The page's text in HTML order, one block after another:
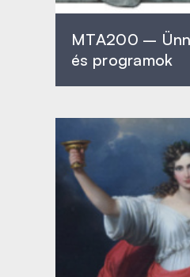
MTA200 –
és programok